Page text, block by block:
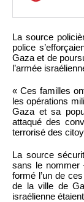
La source
police
Gaza et de
l’armée
« Ces familles
les opérations
Gaza et sa
attaqué des
terrorisé des
La source
sans le
formé l’un de
de la ville de
israélienne